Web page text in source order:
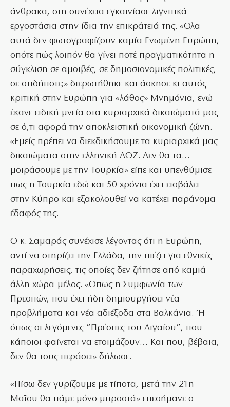
άνθρακα, στη συνέχεια εγκαινίασε λιγνιτικά
εργοστάσια στην ίδια την επικράτειά της. «Ολα
αυτά δεν φωτογραφίζουν καμία Ενωμένη Ευρώπη,
οπότε πώς λοιπόν θα γίνει ποτέ πραγματικότητα η
σύγκλιση σε αμοιβές, σε δημοσιονομικές πολιτικές,
σε οτιδήποτε;» διερωτήθηκε και άσκησε κι αυτός
κριτική στην Ευρώπη για «λάθος» Μνημόνια, ενώ
έκανε ειδική μνεία στα κυριαρχικά δικαιώματά μας
σε ό,τι αφορά την αποκλειστική οικονομική ζώνη.
«Εμείς πρέπει να διεκδικήσουμε τα κυριαρχικά μας
δικαιώματα στην ελληνική ΑΟΖ. Δεν θα τα…
μοιράσουμε με την Τουρκία» είπε και υπενθύμισε
πως η Τουρκία εδώ και 50 χρόνια έχει εισβάλει
στην Κύπρο και εξακολουθεί να κατέχει παράνομα
έδαφός της.
Ο κ. Σαμαράς συνέχισε λέγοντας ότι η Ευρώπη,
αντί να στηρίζει την Ελλάδα, την πιέζει για εθνικές
παραχωρήσεις, τις οποίες δεν ζήτησε από καμιά
άλλη χώρα-μέλος. «Οπως η Συμφωνία των
Πρεσπών, που έχει ήδη δημιουργήσει νέα
προβλήματα και νέα αδιέξοδα στα Βαλκάνια. Ή
όπως οι λεγόμενες “Πρέσπες του Αιγαίου”, που
κάποιοι φαίνεται να ετοιμάζουν… Και που, βέβαια,
δεν θα τους περάσει» δήλωσε.
«Πίσω δεν γυρίζουμε με τίποτα, μετά την 21η
Μαΐου θα πάμε μόνο μπροστά» επεσήμανε ο